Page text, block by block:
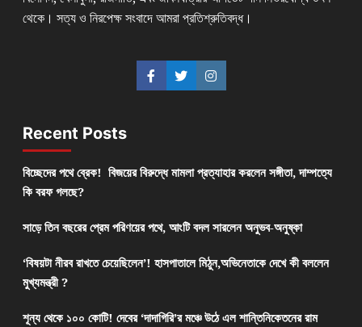
থেকে। সত্য ও নিরপেক্ষ সংবাদে আমরা প্রতিশ্রুতিবদ্ধ।
Recent Posts
বিচ্ছেদের পথে ব্রেক! বিজয়ের বিরুদ্ধে মামলা প্রত্যাহার করলেন সঙ্গীতা, দাম্পত্যে
কি বরফ গলছে?
সাড়ে তিন বছরের প্রেম পরিণয়ের পথে, আংটি বদল সারলেন অনুভব-অনুষ্কা
‘বিষয়টা নীরব রাখতে চেয়েছিলেন’! হাসপাতালে মিঠুন,অভিনেতাকে দেখে কী বললেন
মুখ্যমন্ত্রী ?
শূন্য থেকে ১০০ কোটি! দেবের ‘দাদাগিরি’র মঞ্চে উঠে এল শান্তিনিকেতনের রাম